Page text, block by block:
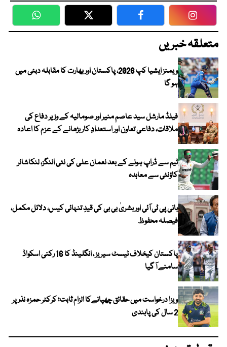
WhatsApp Twitter Facebook
متعلقہ خبریں
ویمنز ایشیا کپ 2026، پاکستان اور بھارت کا مقابلہ دبئی میں
ہو گا
فیلڈ مارشل سید عاصم منیر اور صومالیہ کے وزیر دفاع کی
ملاقات، دفاعی تعاون اور استعدادِ کار بڑھانے کے عزم کا اعادہ
ٹیم سے ڈراپ ہونے کے بعد نعمان علی کی نئی اننگز، لنکاشائر
کاؤنٹی سے معاہدہ
بانی پی ٹی آئی اور بشریٰ بی بی کی قیدِ تنہائی کیس، دلائل مکمل،
فیصلہ محفوظ
پاکستان کیخلاف ٹیسٹ سیریز ، انگلینڈ کا 16 رکنی اسکواڈ
سامنے آ گیا
ویزا درخواست میں حقائق چھپانےکا الزام ثابت؛ کرکٹر حمزہ نذر پر
2 سال کی پابندی